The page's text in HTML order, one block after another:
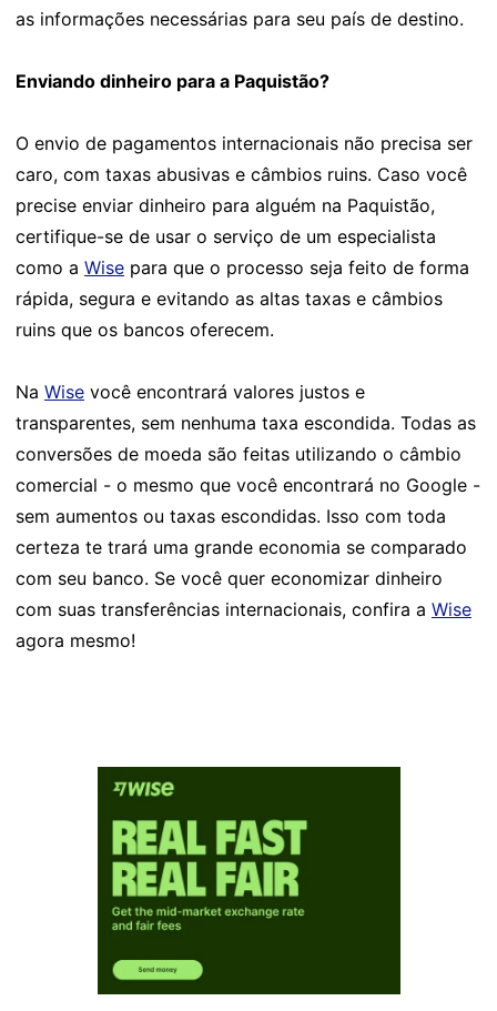
as informações necessárias para seu país de destino.
Enviando dinheiro para a Paquistão?
O envio de pagamentos internacionais não precisa ser
caro, com taxas abusivas e câmbios ruins. Caso você
precise enviar dinheiro para alguém na Paquistão,
certifique-se de usar o serviço de um especialista
como a Wise para que o processo seja feito de forma
rápida, segura e evitando as altas taxas e câmbios
ruins que os bancos oferecem.
Na Wise você encontrará valores justos e
transparentes, sem nenhuma taxa escondida. Todas as
conversões de moeda são feitas utilizando o câmbio
comercial - o mesmo que você encontrará no Google -
sem aumentos ou taxas escondidas. Isso com toda
certeza te trará uma grande economia se comparado
com seu banco. Se você quer economizar dinheiro
com suas transferências internacionais, confira a Wise
agora mesmo!